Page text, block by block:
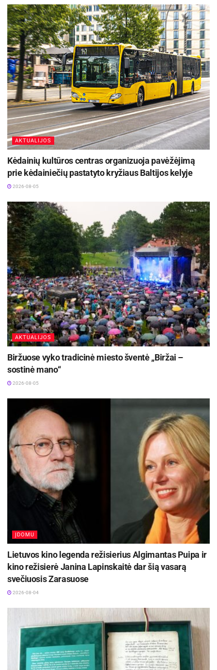
įteikdami padėką bei šakotį.
Šaltinis: Rokiškio rajono savivaldybė
AKTUALIJOS
Kėdainių kultūros centras organizuoja pavėžėjimą
prie kėdainiečių pastatyto kryžiaus Baltijos kelyje
2026-08-05
AKTUALIJOS
Biržuose vyko tradicinė miesto šventė „Biržai –
sostinė mano“
2026-08-05
ĮDOMU
Lietuvos kino legenda režisierius Algimantas Puipa ir
kino režisierė Janina Lapinskaitė dar šią vasarą
svečiuosis Zarasuose
2026-08-04